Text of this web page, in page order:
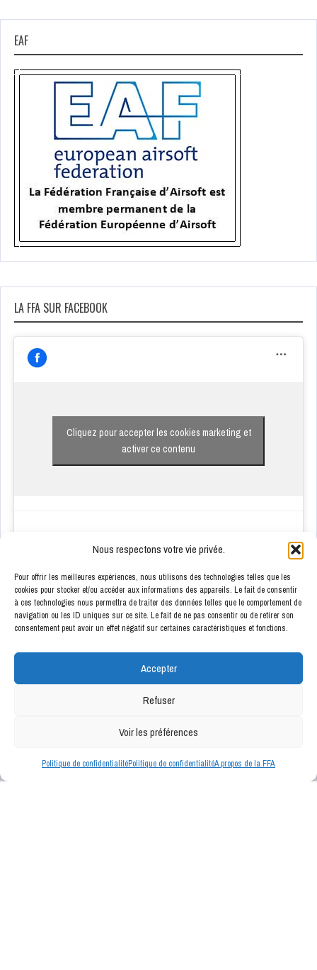
Nous respectons votre vie privée.
Pour offrir les meilleures expériences, nous utilisons des technologies telles que les
cookies pour stocker et/ou accéder aux informations des appareils. Le fait de consentir
à ces technologies nous permettra de traiter des données telles que le comportement de
navigation ou les ID uniques sur ce site. Le fait de ne pas consentir ou de retirer son
consentement peut avoir un effet négatif sur certaines caractéristiques et fonctions.
Accepter
Refuser
Voir les préférences
Politique de confidentialitéPolitique de confidentialitéA propos de la FFA
EAF
LA FFA SUR FACEBOOK
Cliquez pour accepter les cookies marketing et
activer ce contenu
ENSEIGNES PARTENAIRES